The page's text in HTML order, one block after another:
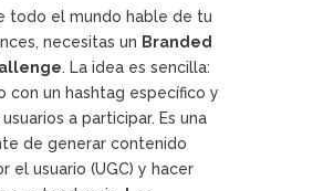
todo el mundo hable de tu
necesitas un Branded
. La idea es sencilla:
con un hashtag específico y
a participar. Es una
de generar contenido
el usuario (UGC) y hacer